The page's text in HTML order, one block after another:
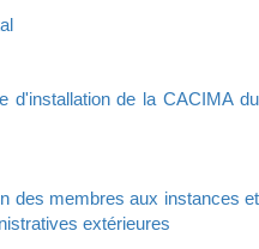
d'installation de la CACIMA du
des membres aux instances et
extérieures